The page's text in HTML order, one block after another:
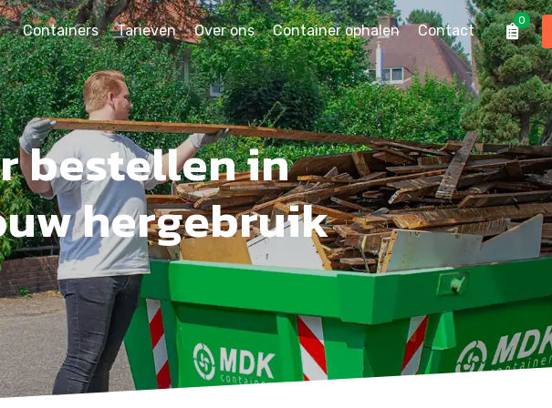
Containers Tarieven Over ons Container ophalen Contact
0
bestellen in
hergebruik